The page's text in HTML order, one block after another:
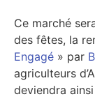
Ce marché
des fêtes, la
Engagé » par
agriculteurs
deviendra